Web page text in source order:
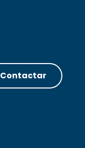
Contactar